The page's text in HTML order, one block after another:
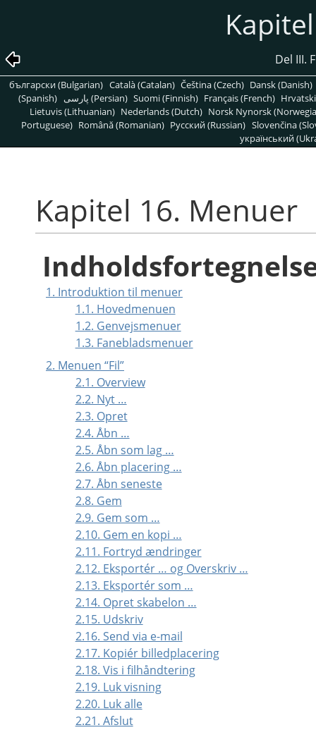
Del III.
български (Bulgarian) Català (Catalan) Čeština (Czech) Dansk (Danish)
(Spanish)
پارسی (Persian) Suomi (Finnish) Français (French)
Lietuvis (Lithuanian) Nederlands (Dutch) Norsk Nynorsk
Portuguese) Română (Romanian) Pусский (Russian) Slovenčina
український
Kapitel 16. Menuer
1. Introduktion til menuer
1.1. Hovedmenuen
1.2. Genvejsmenuer
1.3. Fanebladsmenuer
2. Menuen “Fil”
2.1. Overview
2.2. Nyt …
2.3. Opret
2.4. Åbn …
2.5. Åbn som lag …
2.6. Åbn placering …
2.7. Åbn seneste
2.8. Gem
2.9. Gem som …
2.10. Gem en kopi …
2.11. Fortryd ændringer
2.12. Eksportér … og Overskriv …
2.13. Eksportér som …
2.14. Opret skabelon …
2.15. Udskriv
2.16. Send via e-mail
2.17. Kopiér billedplacering
2.18. Vis i filhåndtering
2.19. Luk visning
2.20. Luk alle
2.21. Afslut